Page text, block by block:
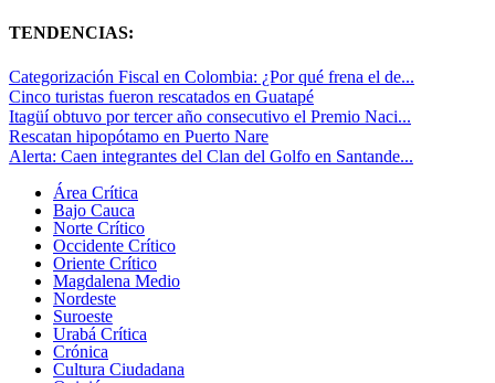
TENDENCIAS:
Categorización Fiscal en Colombia: ¿Por qué frena el de...
Cinco turistas fueron rescatados en Guatapé
Itagüí obtuvo por tercer año consecutivo el Premio Naci...
Rescatan hipopótamo en Puerto Nare
Alerta: Caen integrantes del Clan del Golfo en Santande...
Área Crítica
Bajo Cauca
Norte Crítico
Occidente Crítico
Oriente Crítico
Magdalena Medio
Nordeste
Suroeste
Urabá Crítica
Crónica
Cultura Ciudadana